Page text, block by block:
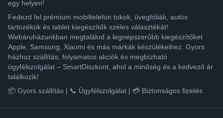
egy helyen!
Fedezd fel prémium mobiltelefon tokok, üvegfóliák, autós
tartozékok és tablet kiegészítők széles választékát!
Webáruházunkban megtalálod a legnépszerűbb kiegészítőket
Apple, Samsung, Xiaomi és más márkák készülékeihez. Gyors
házhoz szállítás, folyamatos akciók és megbízható
ügyfélszolgálat – SmartDiszkont, ahol a minőség és a kedvező ár
találkozik!
📦 Gyors szállítás | 📞 Ügyfélszolgálat | 💳 Biztonságos fizetés